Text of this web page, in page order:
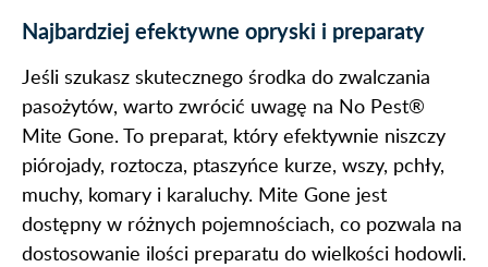
Najbardziej efektywne opryski i preparaty
Jeśli szukasz skutecznego środka do zwalczania
pasożytów, warto zwrócić uwagę na No Pest®
Mite Gone. To preparat, który efektywnie niszczy
piórojady, roztocza, ptaszyńce kurze, wszy, pchły,
muchy, komary i karaluchy. Mite Gone jest
dostępny w różnych pojemnościach, co pozwala na
dostosowanie ilości preparatu do wielkości hodowli.